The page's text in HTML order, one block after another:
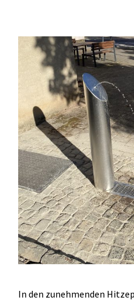
In den zunehmenden